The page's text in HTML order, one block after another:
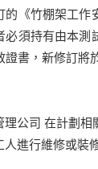
的《竹棚架工作
必須持有由本測
書，新修訂將
理公司 在計劃
進行維修或裝